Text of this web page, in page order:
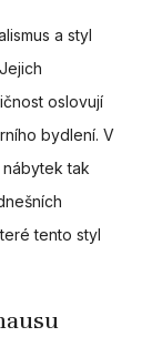
a styl
oslovují
bydlení. V
tak
tento styl